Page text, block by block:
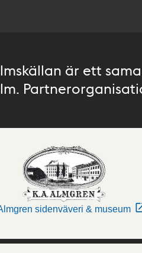
är ett
sidenväveri & museum